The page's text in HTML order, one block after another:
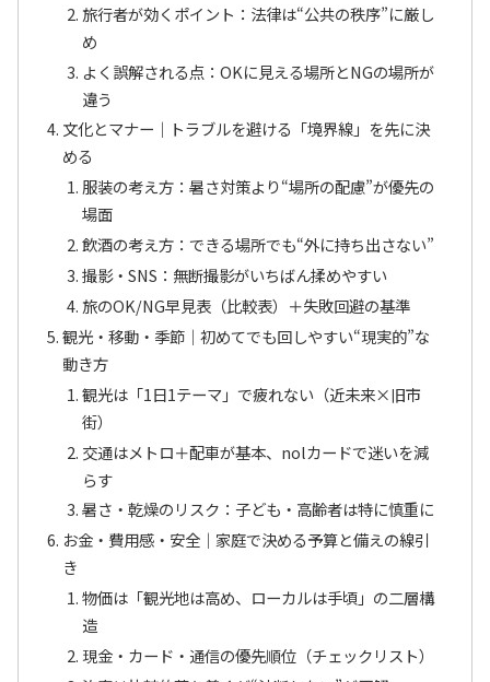
旅行者が効くポイント：法律は“公共の秩序”に厳し
め
よく誤解される点：OKに見える場所とNGの場所が
違う
文化とマナー｜トラブルを避ける「境界線」を先に決
める
服装の考え方：暑さ対策より“場所の配慮”が優先の
場面
飲酒の考え方：できる場所でも“外に持ち出さない”
撮影・SNS：無断撮影がいちばん揉めやすい
旅のOK/NG早見表（比較表）＋失敗回避の基準
観光・移動・季節｜初めてでも回しやすい“現実的”な
動き方
観光は「1日1テーマ」で疲れない（近未来×旧市
街）
交通はメトロ＋配車が基本、nolカードで迷いを減
らす
暑さ・乾燥のリスク：子ども・高齢者は特に慎重に
お金・費用感・安全｜家庭で決める予算と備えの線引
き
物価は「観光地は高め、ローカルは手頃」の二層構
造
現金・カード・通信の優先順位（チェックリスト）